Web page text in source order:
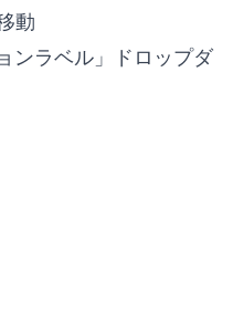
動
ンラベル」ドロップダ